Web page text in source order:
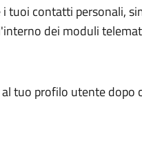
contatti personali,
dei moduli
tuo profilo utente